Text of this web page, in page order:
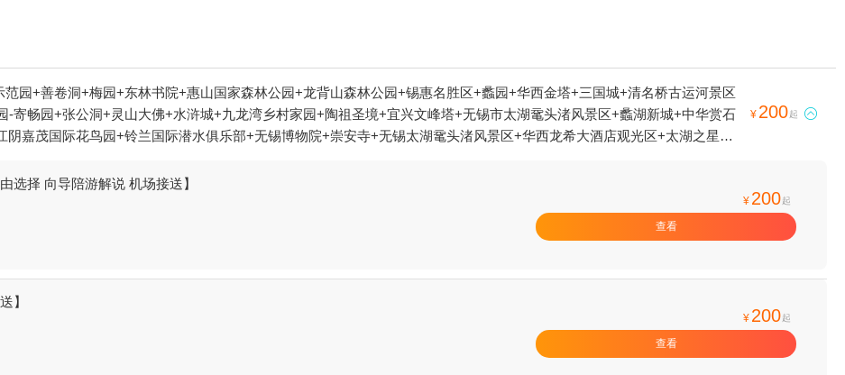
园+善卷洞+梅园+东林书院+惠山国家森林公园+龙背山森林公园+锡惠名胜区+蠡园+华西金塔+三国城+清名桥古运河景区
-寄畅园+张公洞+灵山大佛+水浒城+九龙湾乡村家园+陶祖圣境+宜兴文峰塔+无锡市太湖鼋头渚风景区+蠡湖新城+中华赏石
嘉茂国际花鸟园+铃兰国际潜水俱乐部+无锡博物院+崇安寺+无锡太湖鼋头渚风景区+华西龙希大酒店观光区+太湖之星摩
人CS基地）+崇安寺游乐场+宜兴丹凤楼农家乐+宜兴阳羡湖农家乐+宜兴竹海青梅竹马农家乐+宜兴合家欢乐园+宜兴竹海
锡海洋馆+江阴市体育中心+无锡市体育中心+宜兴市体育中心篮球训练馆+观蠡湖高尔夫+宜兴二十三湾+三国城三江口太湖
船+无锡本地玩乐+无锡演艺剧院-已下线+蠡湖沙雕+宜兴水恩思迪帆船中心+中视无锡影视基地+宜兴玉龙潭油纸伞文化节
海啦啦城市乐园+无锡旅行跟拍+太湖石窟+苏州花山自然风景区+尚田小镇+华西世界探险公园+荡口古镇水乐园+无锡融创文
--已下线+江阴博物馆+宜兴竹海滑雪场+尚田生活景区+江南辉煌跳伞飞行俱乐部宜兴基地--已下线+宜兴窑湖小镇+窑湖四季
祖竹海+宜兴空中玻璃漂流景区1日游
¥ 200起 
选择 向导陪游解说 机场接送】
¥ 200起
查看
】
¥ 200起
查看